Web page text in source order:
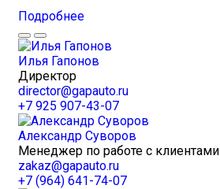
Подробнее
Илья Гапонов
Директор
director@gapauto.ru
+7 925 907-43-07
Александр Суворов
Менеджер по работе с клиентами
zakaz@gapauto.ru
+7 (964) 641-74-07